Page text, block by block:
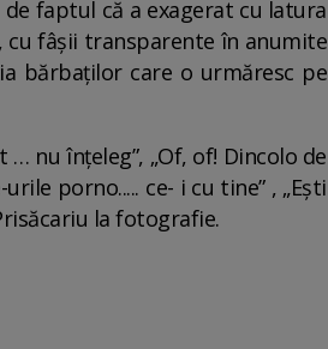
faptul că a exagerat cu latura
cu fâșii transparente în anumite
bărbaților care o urmăresc pe
nu înțeleg”, „Of, of! Dincolo de
porno..... ce- i cu tine” , „Ești
la fotografie.